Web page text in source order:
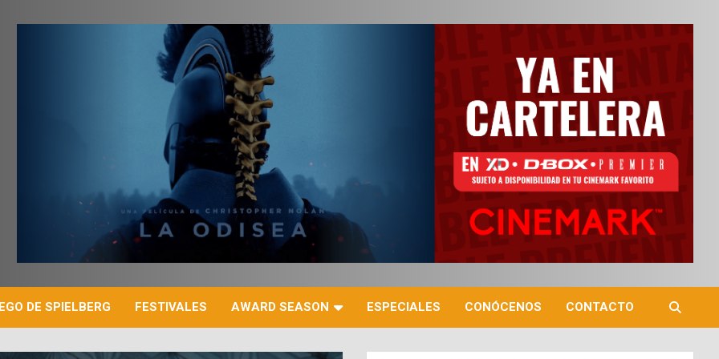
DE SPIELBERG FESTIVALES AWARD SEASON ESPECIALES CONÓCENOS CONTACTO